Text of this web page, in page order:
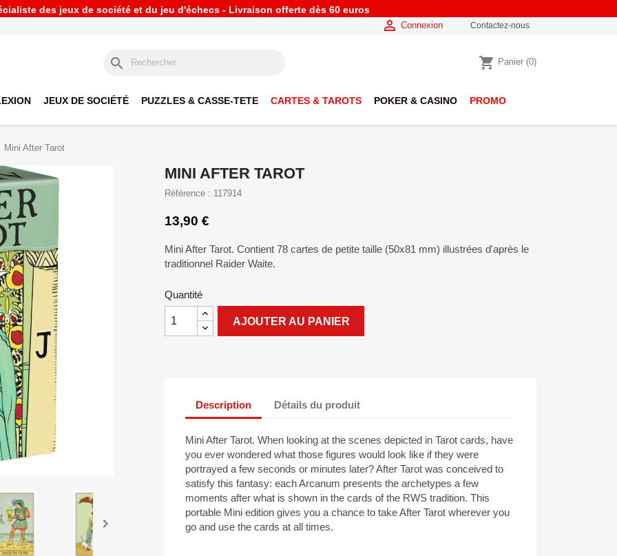
des jeux de société et du jeu d'échecs - Livraison offerte dès 60 euros
 Connexion Contactez-nous
search shopping_cart Panier (0)
JEUX DE SOCIÉTÉ PUZZLES & CASSE-TETE CARTES & TAROTS POKER & CASINO PROMO
Mini After Tarot

MINI AFTER TAROT
Référence : 117914
13,90 €
Mini After Tarot. Contient 78 cartes de petite taille (50x81 mm) illustrées d'après le
traditionnel Raider Waite.
Quantité
AJOUTER AU PANIER
Description Détails du produit
Mini After Tarot. When looking at the scenes depicted in Tarot cards, have
you ever wondered what those figures would look like if they were
portrayed a few seconds or minutes later? After Tarot was conceived to
satisfy this fantasy: each Arcanum presents the archetypes a few
moments after what is shown in the cards of the RWS tradition. This
portable Mini edition gives you a chance to take After Tarot wherever you
go and use the cards at all times.